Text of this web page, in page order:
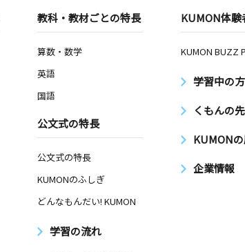
教科・教材ごとの特長
算数・数学
英語
国語
公文式の特長
公文式の特長
KUMONのふしぎ
どんなもんだい! KUMON
学習の流れ
KUMON体験
KUMON BUZZ
学習中の
くもんの
KUMON
企業情報